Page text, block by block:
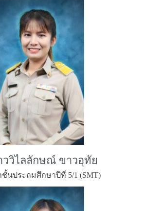
ววิไลลักษณ์ ขาวอุทัย
ชั้นประถมศึกษาปีที่ 5/1 (SMT)